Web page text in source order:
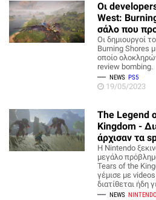
Οι
West:
σάλο που
Οι δημιουργοί
Burning Shores
οποίο
review bombing.
NEWS PS5
19/05/2023
The Legend
Kingdom -
άρχισαν τα
Η Nintendo
μεγάλο
Tears of the
γέμισε με
διατίθεται ήδη
NEWS